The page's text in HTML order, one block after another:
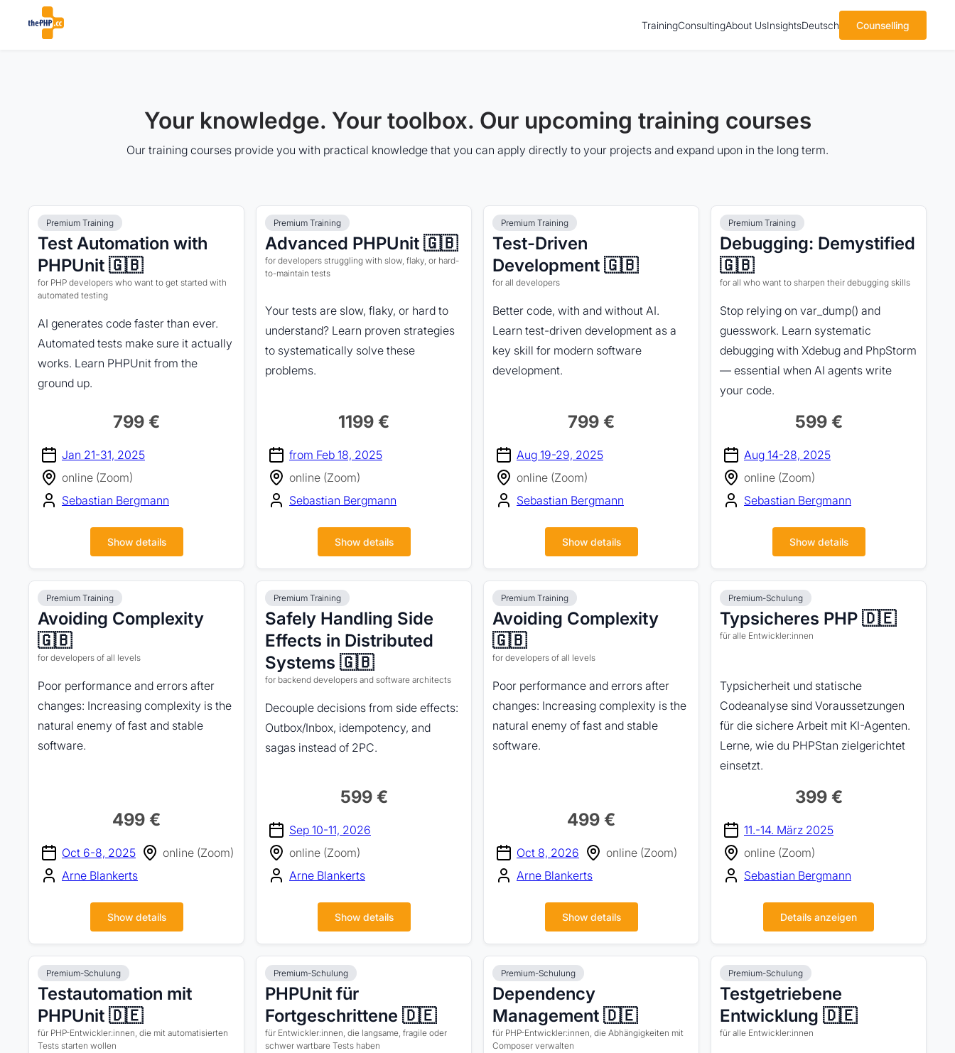
TrainingConsultingAbout UsInsightsDeutsch Counselling
Your knowledge. Your toolbox. Our upcoming training courses
Our training courses provide you with practical knowledge that you can apply directly to your projects and expand upon in the long term.
Premium Training
Test Automation with
PHPUnit 🇬🇧
for PHP developers who want to get started with
automated testing
AI generates code faster than ever.
Automated tests make sure it actually
works. Learn PHPUnit from the
ground up.
799 €
Jan 21-31, 2025
online (Zoom)
Sebastian Bergmann
Show details
Premium Training
Advanced PHPUnit 🇬🇧
for developers struggling with slow, flaky, or hard-
to-maintain tests
Your tests are slow, flaky, or hard to
understand? Learn proven strategies
to systematically solve these
problems.
1199 €
from Feb 18, 2025
online (Zoom)
Sebastian Bergmann
Show details
Premium Training
Test-Driven
Development 🇬🇧
for all developers
Better code, with and without AI.
Learn test-driven development as a
key skill for modern software
development.
799 €
Aug 19-29, 2025
online (Zoom)
Sebastian Bergmann
Show details
Premium Training
Debugging: Demystified
🇬🇧
for all who want to sharpen their debugging skills
Stop relying on var_dump() and
guesswork. Learn systematic
debugging with Xdebug and PhpStorm
— essential when AI agents write
your code.
599 €
Aug 14-28, 2025
online (Zoom)
Sebastian Bergmann
Show details
Premium Training
Avoiding Complexity
🇬🇧
for developers of all levels
Poor performance and errors after
changes: Increasing complexity is the
natural enemy of fast and stable
software.
499 €
Oct 6-8, 2025
online (Zoom)
Arne Blankerts
Show details
Premium Training
Safely Handling Side
Effects in Distributed
Systems 🇬🇧
for backend developers and software architects
Decouple decisions from side effects:
Outbox/Inbox, idempotency, and
sagas instead of 2PC.
599 €
Sep 10-11, 2026
online (Zoom)
Arne Blankerts
Show details
Premium Training
Avoiding Complexity
🇬🇧
for developers of all levels
Poor performance and errors after
changes: Increasing complexity is the
natural enemy of fast and stable
software.
499 €
Oct 8, 2026
online (Zoom)
Arne Blankerts
Show details
Premium-Schulung
Typsicheres PHP 🇩🇪
für alle Entwickler:innen
Typsicherheit und statische
Codeanalyse sind Voraussetzungen
für die sichere Arbeit mit KI-Agenten.
Lerne, wie du PHPStan zielgerichtet
einsetzt.
399 €
11.-14. März 2025
online (Zoom)
Sebastian Bergmann
Details anzeigen
Premium-Schulung
Testautomation mit
PHPUnit 🇩🇪
für PHP-Entwickler:innen, die mit automatisierten
Tests starten wollen
Premium-Schulung
PHPUnit für
Fortgeschrittene 🇩🇪
für Entwickler:innen, die langsame, fragile oder
schwer wartbare Tests haben
Premium-Schulung
Dependency
Management 🇩🇪
für PHP-Entwickler:innen, die Abhängigkeiten mit
Composer verwalten
Premium-Schulung
Testgetriebene
Entwicklung 🇩🇪
für alle Entwickler:innen